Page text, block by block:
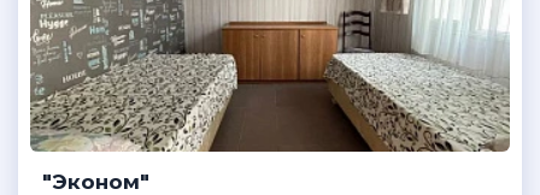
"Эконом"